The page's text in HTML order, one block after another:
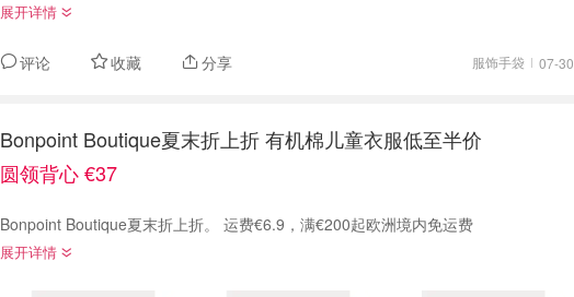
展开详情
评论 收藏 分享 服饰手袋 07-30
Bonpoint Boutique夏末折上折 有机棉儿童衣服低至半价
圆领背心 €37
Bonpoint Boutique夏末折上折。 运费€6.9，满€200起欧洲境内免运费
展开详情